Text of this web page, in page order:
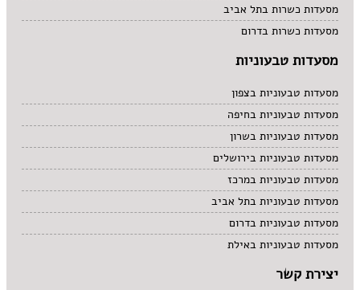
מסעדות כשרות בתל אביב
מסעדות כשרות בדרום
מסעדות טבעוניות
מסעדות טבעוניות בצפון
מסעדות טבעוניות בחיפה
מסעדות טבעוניות בשרון
מסעדות טבעוניות בירושלים
מסעדות טבעוניות במרכז
מסעדות טבעוניות בתל אביב
מסעדות טבעוניות בדרום
מסעדות טבעוניות באילת
יצירת קשר